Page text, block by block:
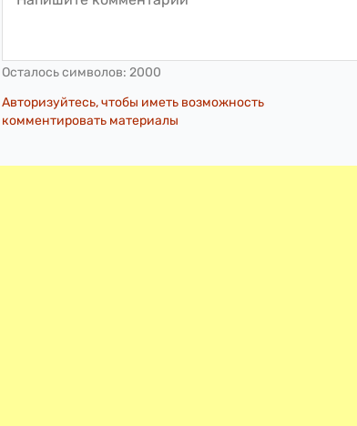
Осталось символов: 2000
Авторизуйтесь, чтобы иметь возможность
комментировать материалы